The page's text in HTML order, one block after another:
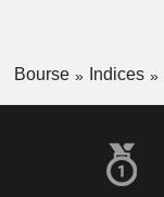
Bourse Indices